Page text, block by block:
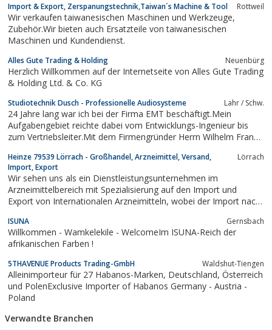
/ 30 31 32 34 oder auch per Fax 0800 / 30 31 32 33.Unser Call-
Center ist für Sie...
Import & Export, Zerspanungstechnik,Taiwan´s Machine & Tool Rottweil
Wir verkaufen taiwanesischen Maschinen und Werkzeuge,
Zubehör.Wir bieten auch Ersatzteile von taiwanesischen
Maschinen und Kundendienst.
Alles Gute Trading & Holding Neuenbürg
Herzlich Willkommen auf der Internetseite von Alles Gute Trading
& Holding Ltd. & Co. KG
Studiotechnik Dusch - Professionelle Audiosysteme Lahr / Schw.
24 Jahre lang war ich bei der Firma EMT beschäftigt.Mein
Aufgabengebiet reichte dabei vom Entwicklungs-Ingenieur bis
zum Vertriebsleiter.Mit dem Firmengründer Herrn Wilhelm Franz
Schallplattenabspielmaschinen betrieben.Für diese Zeit bin ich
sehr dankbar, und ich möchte sie auch nicht...
Heinze 79539 Lörrach - Großhandel, Arzneimittel, Versand,
Import, Export
Lörrach
Wir sehen uns als ein Dienstleistungsunternehmen im
Arzneimittelbereich mit Spezialisierung auf den Import und
Export von Internationalen Arzneimitteln, wobei der Import nach
Zufriedenheit unserer Kunden ist sehr wichtig, und eine fachlich
gute Beratung betrachten wir...
ISUNA Gernsbach
Willkommen - Wamkelekile - WelcomeIm ISUNA-Reich der
afrikanischen Farben !
5THAVENUE Products Trading-GmbH Waldshut-Tiengen
Alleinimporteur für 27 Habanos-Marken, Deutschland, Österreich
und PolenExclusive Importer of Habanos Germany - Austria -
Poland
Verwandte Branchen